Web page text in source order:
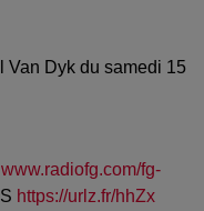
Van Dyk du samedi 15
www.radiofg.com/fg-
https://urlz.fr/hhZx